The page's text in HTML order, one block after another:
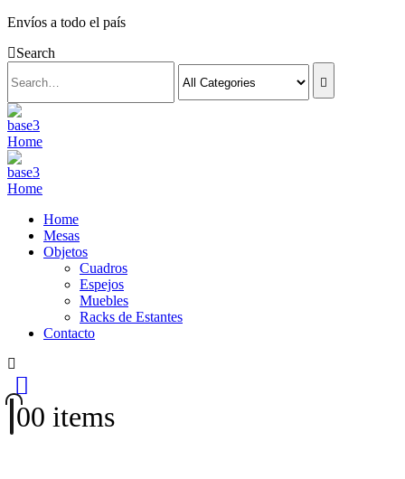
Envíos a todo el país
Search
Home
Mesas
Objetos
Cuadros
Espejos
Muebles
Racks de Estantes
Contacto
00 items